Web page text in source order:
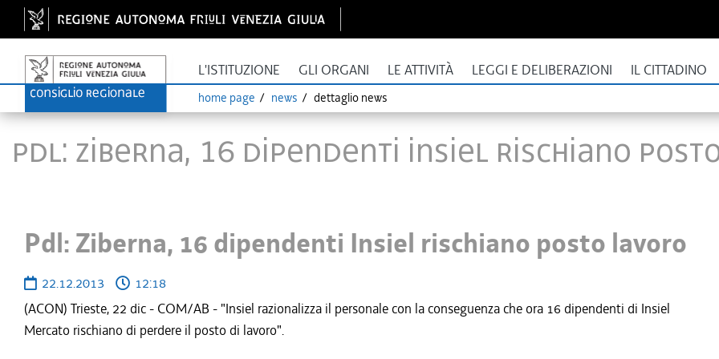
L'ISTITUZIONE GLI ORGANI LE ATTIVITÀ LEGGI E DELIBERAZIONI IL CITTADINO
home page news dettaglio news
Pdl: Ziberna, 16 dipendenti Insiel rischiano
Pdl: Ziberna, 16 dipendenti Insiel rischiano posto lavoro
22.12.2013
12:18
(ACON) Trieste, 22 dic - COM/AB - "Insiel razionalizza il personale con la conseguenza che ora 16 dipendenti di Insiel
Mercato rischiano di perdere il posto di lavoro".